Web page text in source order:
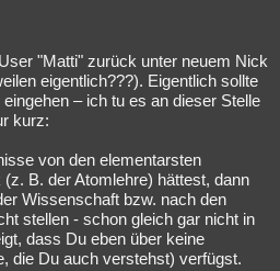
"Matti" zurück unter neuem Nick
eigentlich???). Eigentlich sollte
– ich tu es an dieser Stelle
kurz:
von den elementarsten
B. der Atomlehre) hättest, dann
Wissenschaft bzw. nach den
stellen - schon gleich gar nicht in
dass Du eben über keine
die Du auch verstehst) verfügst.